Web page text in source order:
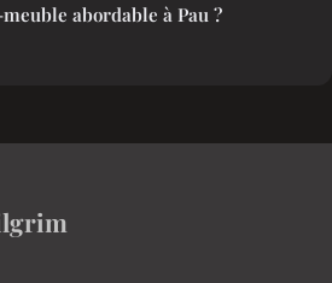
abordable à Pau ?